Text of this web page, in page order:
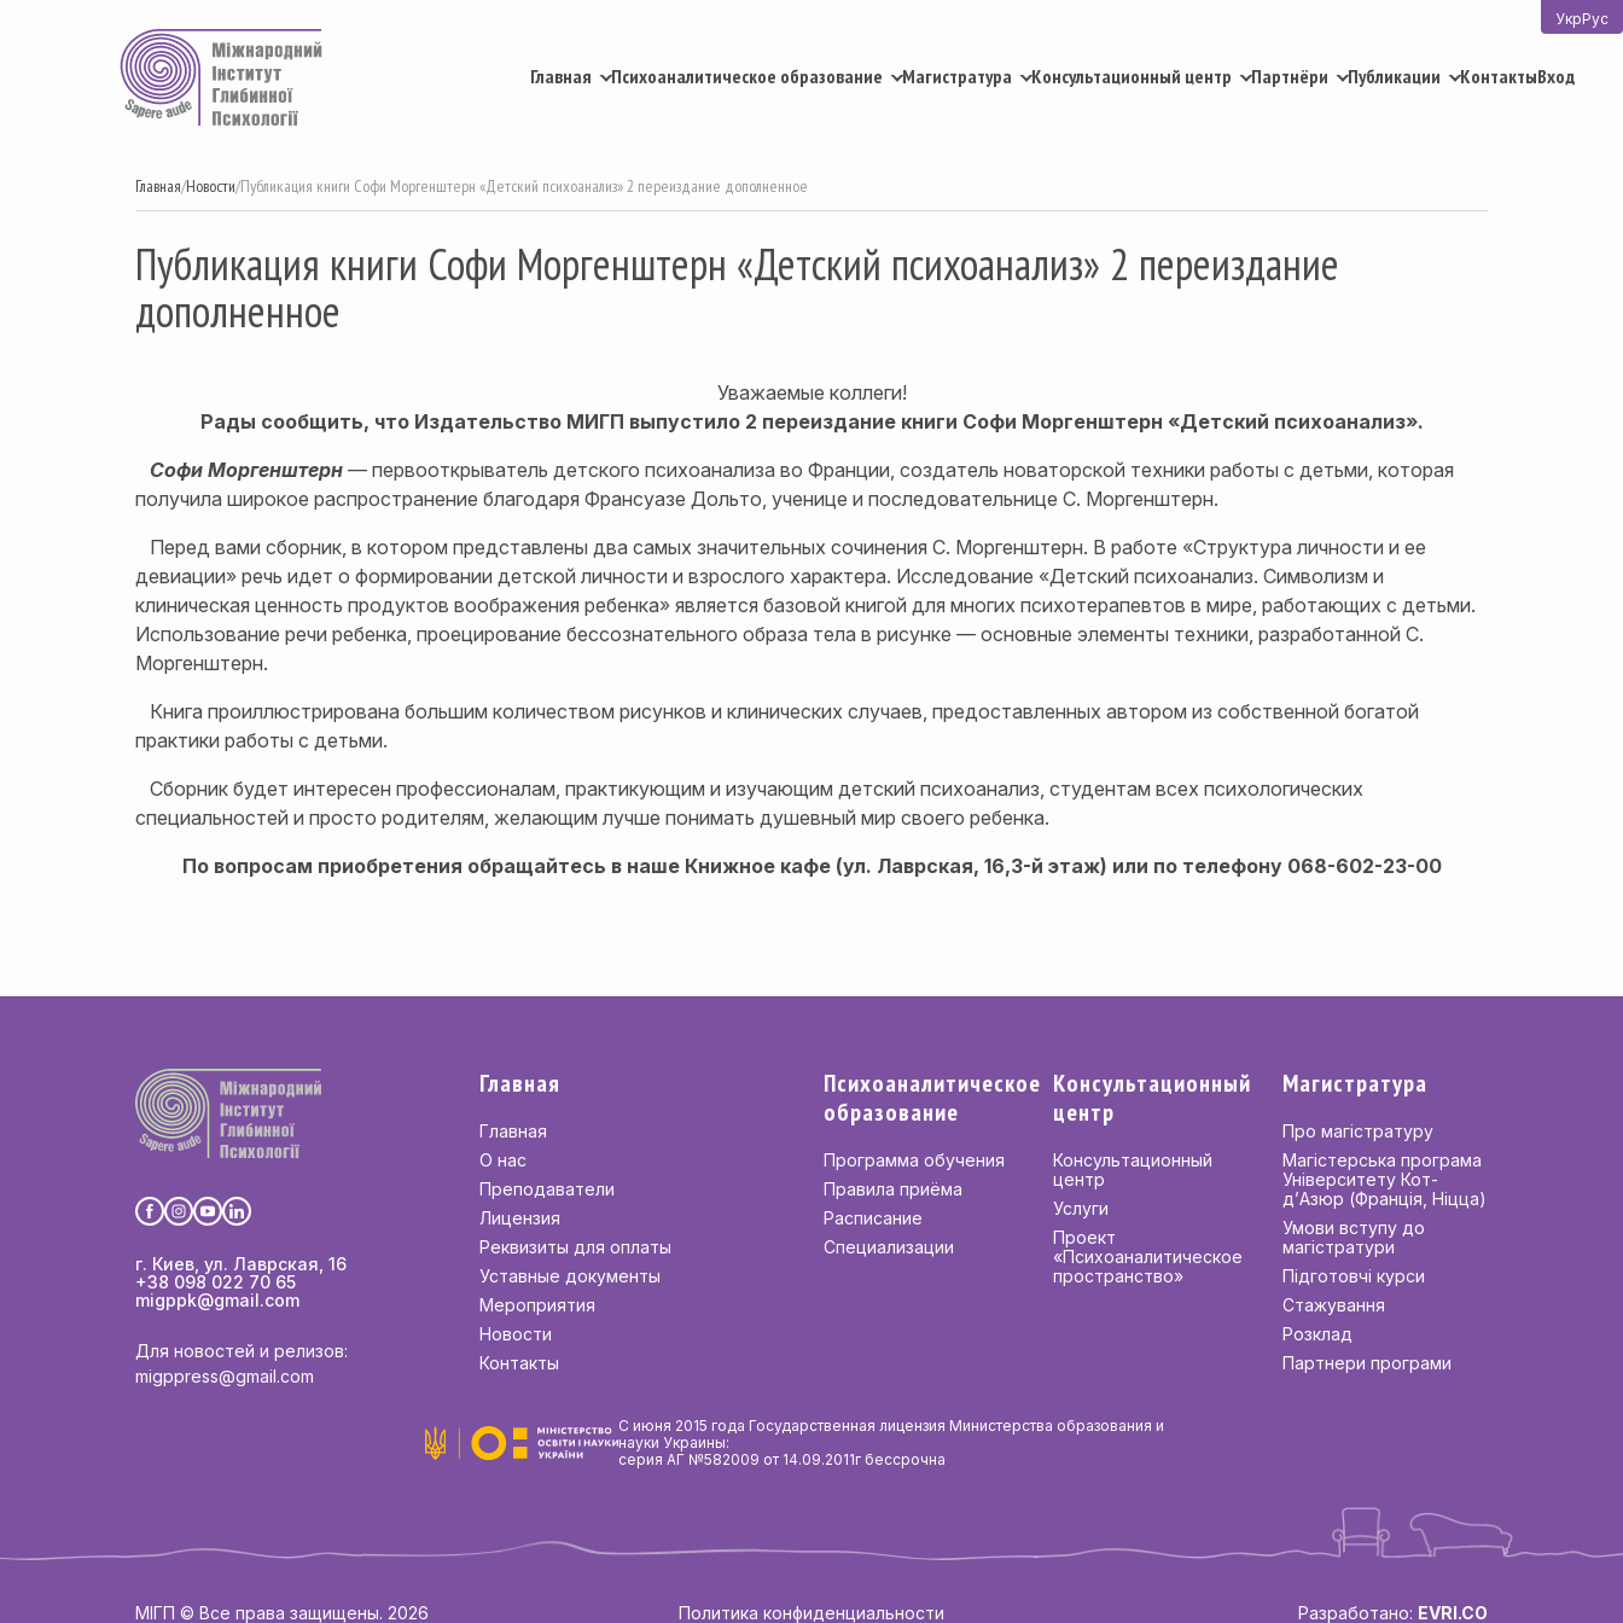
содержимому
Главная Психоаналитическое образование Магистратура Консультационный центр Партнёри Публикации КонтактыВход
УкрРус
Главная/Новости/Публикация книги Софи Моргенштерн «Детский психоанализ» 2 переиздание дополненное
Публикация книги Софи Моргенштерн «Детский психоанализ» 2 переиздание
дополненное
Уважаемые коллеги!
Рады сообщить, что Издательство МИГП выпустило 2 переиздание книги Софи Моргенштерн «Детский психоанализ».
Софи Моргенштерн — первооткрыватель детского психоанализа во Франции, создатель новаторской техники работы с детьми, которая
получила широкое распространение благодаря Франсуазе Дольто, ученице и последовательнице С. Моргенштерн.
Перед вами сборник, в котором представлены два самых значительных сочинения С. Моргенштерн. В работе «Структура личности и ее
девиации» речь идет о формировании детской личности и взрослого характера. Исследование «Детский психоанализ. Символизм и
клиническая ценность продуктов воображения ребенка» является базовой книгой для многих психотерапевтов в мире, работающих с детьми.
Использование речи ребенка, проецирование бессознательного образа тела в рисунке — основные элементы техники, разработанной С.
Моргенштерн.
Книга проиллюстрирована большим количеством рисунков и клинических случаев, предоставленных автором из собственной богатой
практики работы с детьми.
Сборник будет интересен профессионалам, практикующим и изучающим детский психоанализ, студентам всех психологических
специальностей и просто родителям, желающим лучше понимать душевный мир своего ребенка.
По вопросам приобретения обращайтесь в наше Книжное кафе (ул. Лаврская, 16,3-й этаж) или по телефону 068-602-23-00
г. Киев, ул. Лаврская, 16
+38 098 022 70 65
migppk@gmail.com
Для новостей и релизов:
migppress@gmail.com
Главная
Главная
О нас
Преподаватели
Лицензия
Реквизиты для оплаты
Уставные документы
Мероприятия
Новости
Контакты
Психоаналитическое
образование
Программа обучения
Правила приёма
Расписание
Специализации
Консультационный
центр
Консультационный
центр
Услуги
Проект
«Психоаналитическое
пространство»
Магистратура
Про магістратуру
Магістерська програма
Університету Кот-
д’Азюр (Франція, Ніцца)
Умови вступу до
магістратури
Підготовчі курси
Стажування
Розклад
Партнери програми
С июня 2015 года Государственная лицензия Министерства образования и
науки Украины:
серия АГ №582009 от 14.09.2011г бессрочна
МІГП © Все права защищены. 2026 Политика конфиденциальности Разработано: EVRI.CO